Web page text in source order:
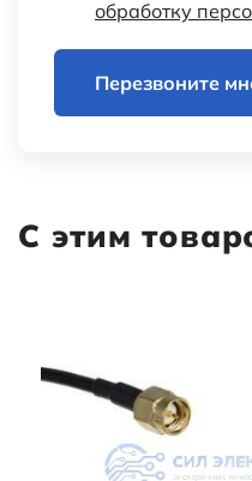
обработку
Перезвоните
С этим